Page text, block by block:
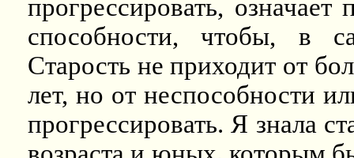
прогрессировать, означает
способности, чтобы, в
Старость не приходит от
лет, но от неспособности
прогрессировать. Я знала